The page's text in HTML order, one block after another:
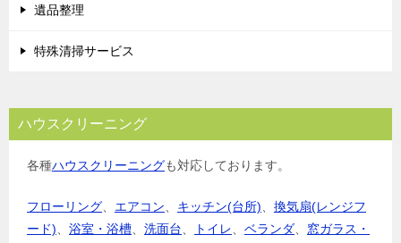
遺品整理
特殊清掃サービス
ハウスクリーニング
各種ハウスクリーニングも対応しております。
フローリング エアコン キッチン(台所)
換気扇(レンジフ
ード)
浴室・浴槽 洗面台 トイレ ベランダ
窓ガラス・